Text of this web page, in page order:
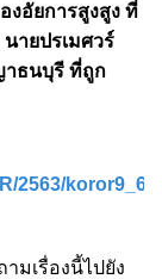
งอัยการสูงสูง ที่
ายปรเมศวร์
ธนบุรี ที่ถูก
2563/
มเรื่องนี้ไปยัง